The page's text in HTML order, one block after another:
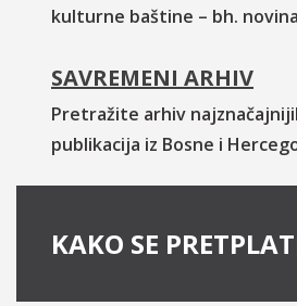
kulturne baštine – bh.
SAVREMENI ARHIV
Pretražite arhiv
publikacija iz Bosne i
KAKO SE